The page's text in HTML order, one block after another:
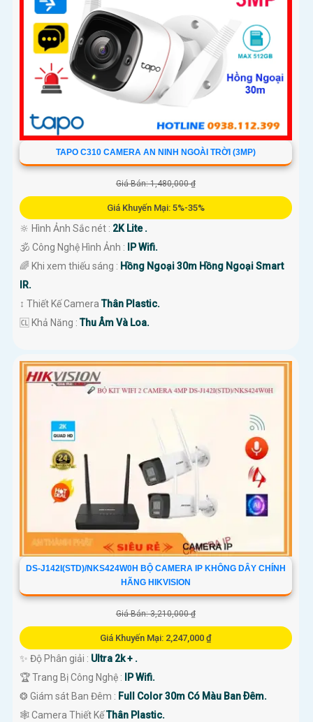
TAPO C310 CAMERA AN NINH NGOÀI TRỜI (3MP)
Giá Bán: 1,480,000 ₫
Giá Khuyến Mại: 5%-35%
🔆 Hình Ảnh Sắc nét : 2K Lite .
🕉️ Công Nghệ Hình Ảnh : IP Wifi.
🌈 Khi xem thiếu sáng : Hồng Ngoại 30m Hồng Ngoại Smart
IR.
↕️ Thiết Kế CameraThân Plastic.
️🆑 Khả Năng :Thu Âm Và Loa.
DS-J142I(STD)/NKS424W0H BỘ CAMERA IP KHÔNG DÂY CHÍNH
HÃNG HIKVISION
Giá Bán: 3,210,000 ₫
Giá Khuyến Mại: 2,247,000 ₫
✨ Độ Phân giải : Ultra 2k + .
🏆 Trang Bị Công Nghệ :
IP Wifi.
❂ Giám sát Ban Đêm : Full Color 30m Có Màu Ban Ðêm.
🕸️ Camera Thiết KếThân Plastic.